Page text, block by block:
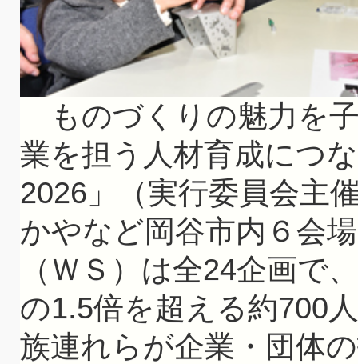
ものづくりの魅力を
業を担う人材育成につ
2026」（実行委員会主
かやなど岡谷市内６会
（ＷＳ）は全24企画で
の1.5倍を超える約700
族連れらが企業・団体